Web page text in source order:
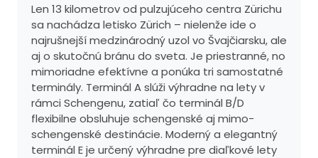
Len 13 kilometrov od pulzujúceho centra Zürichu
sa nachádza letisko Zürich – nielenže ide o
najrušnejší medzinárodný uzol vo Švajčiarsku, ale
aj o skutočnú bránu do sveta. Je priestranné, no
mimoriadne efektívne a ponúka tri samostatné
terminály. Terminál A slúži výhradne na lety v
rámci Schengenu, zatiaľ čo terminál B/D
flexibilne obsluhuje schengenské aj mimo-
schengenské destinácie. Moderný a elegantný
terminál E je určený výhradne pre diaľkové lety